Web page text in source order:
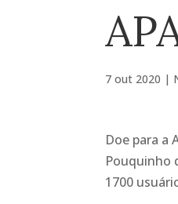
7 out 2020 |
Doe para a
Pouquinho
1700